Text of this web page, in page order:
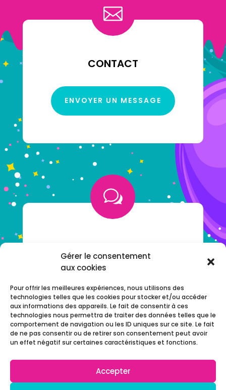
Gérer le consentement
aux cookies
Pour offrir les meilleures expériences, nous utilisons des
technologies telles que les cookies pour stocker et/ou accéder
aux informations des appareils. Le fait de consentir à ces
technologies nous permettra de traiter des données telles que le
comportement de navigation ou les ID uniques sur ce site. Le fait
de ne pas consentir ou de retirer son consentement peut avoir
un effet négatif sur certaines caractéristiques et fonctions.
Accepter

CONTACT
ENVOYER UN MESSAGE
w
NOTRE F.A.Q
© 2022 Chijiwi –RéalisationAdgenSii– Agence